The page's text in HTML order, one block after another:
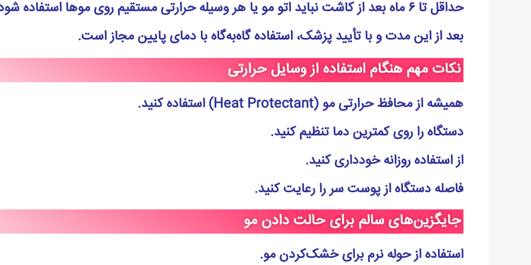
حداقل تا۶ ماه بعد از کاشت نباید اتو مو یا هر وسیله حرارتی مستقیم روی موها استفاده
بعد از این مدت و با تأیید پزشک، استفاده گاه‌به‌گاه با دمای پایین مجاز است.
نکات مهم هنگام استفاده از وسایل حرارتی
همیشه ازمحافظ حرارتی مو (Heat Protectant)
استفاده کنید.
دستگاه را رویکمترین دماتنظیم کنید.
از استفاده روزانه خودداری کنید.
فاصله دستگاه از پوست سر را رعایت کنید.
جایگزین‌های سالم برای حالت دادن مو
استفاده از حوله نرم برای خشک‌کردن مو.